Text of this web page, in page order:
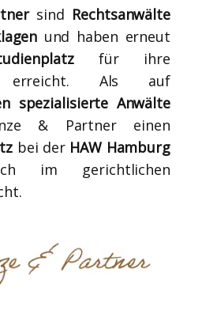
sind Rechtsanwälte
und haben erneut
für ihre
erreicht. Als auf
spezialisierte Anwälte
& Partner einen
bei der HAW Hamburg
im gerichtlichen